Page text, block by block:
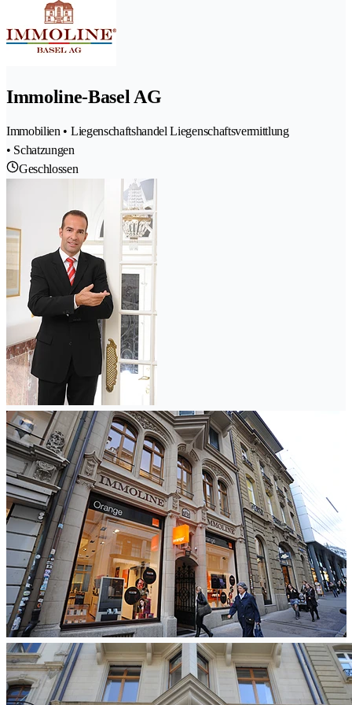
Immoline-Basel AG
Immobilien • Liegenschaftshandel Liegenschaftsvermittlung
• Schatzungen
Geschlossen